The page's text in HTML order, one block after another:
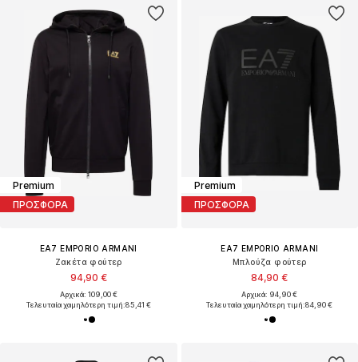
Premium
ΠΡΟΣΦΟΡΑ
EA7 EMPORIO ARMANI
Ζακέτα φούτερ
94,90 €
Αρχικά: 109,00 €
Τελευταία χαμηλότερη τιμή:85,41 €
Premium
ΠΡΟΣΦΟΡΑ
EA7 EMPORIO ARMANI
Μπλούζα φούτερ
84,90 €
Αρχικά: 94,90 €
Τελευταία χαμηλότερη τιμή:84,90 €